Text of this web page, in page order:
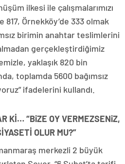
ilkesi ile çalışmalarımızı
Örnekköy’de 333 olmak
birimin anahtar teslimlerini
gerçekleştirdiğimiz
yaklaşık 820 bin
toplamda 5600 bağımsız
ifadelerini kullandı.
Kİ… “BiZE OY VERMEZSENiZ,
OLUR MU?”
merkezli 2 büyük